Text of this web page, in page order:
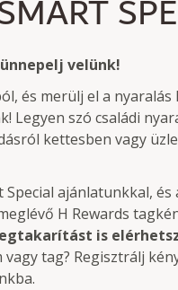
30% kedvezményt
vagy reggeli nélkül
velünk!
és merülj el a
Legyen szó családi
kettesben vagy
Special ajánlatunkkal, és
H Rewards
is
tag? Regisztrálj